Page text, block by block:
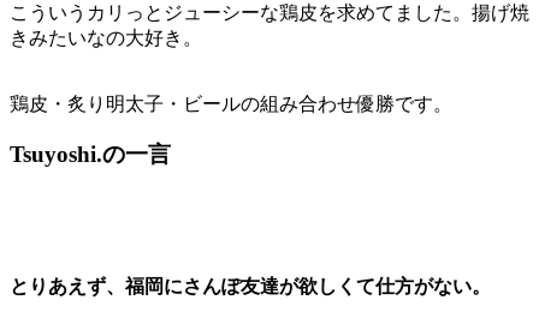
こういうカリっとジューシーな鶏皮を求めてました。揚げ焼
きみたいなの大好き。
鶏皮・炙り明太子・ビールの組み合わせ優勝です。
Tsuyoshi.の一言
とりあえず、福岡にさんぽ友達が欲しくて仕方がない。